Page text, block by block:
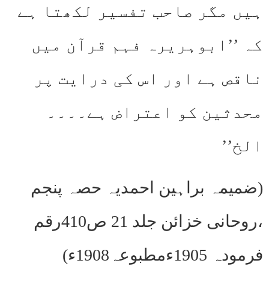
ہیں مگر صاحب تفسیر لکھتا ہے
کہ ’’ابوہریرہ فہم قرآن میں
ناقص ہے اور اس کی درایت پر
محدثین کو اعتراض ہے۔۔۔۔
الخ’’
(ضمیمہ براہین احمدیہ حصہ پنجم
،روحانی خزائن جلد 21 ص410رقم
فرمودہ 1905ءمطبوعہ1908ء)